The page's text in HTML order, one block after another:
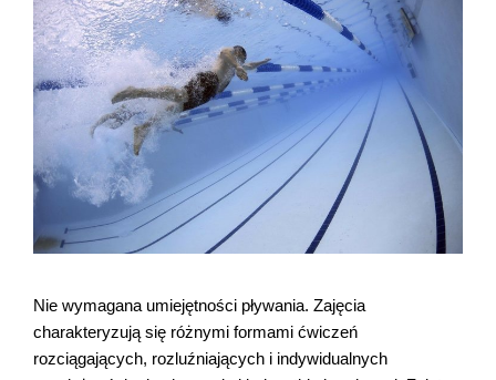
Nie wymagana umiejętności pływania. Zajęcia
charakteryzują się różnymi formami ćwiczeń
rozciągających, rozluźniających i indywidualnych